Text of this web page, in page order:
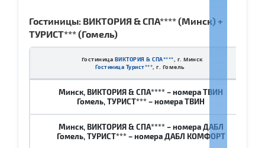
Гостиницы: ВИКТОРИЯ & СПА**** (Минск) +
ТУРИСТ*** (Гомель)
Гостиница ВИКТОРИЯ & СПА****, г. Минск
Гостиница Турист***, г. Гомель
Минск, ВИКТОРИЯ & СПА**** – номера ТВИН
Гомель, ТУРИСТ*** – номера ТВИН
Минск, ВИКТОРИЯ & СПА**** – номера ДАБЛ
Гомель, ТУРИСТ*** – номера ДАБЛ КОМФОРТ